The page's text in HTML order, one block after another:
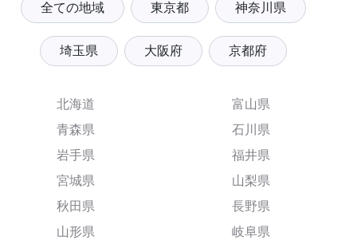
全ての地域 東京都 神奈川県
埼玉県 大阪府 京都府
北海道
青森県
岩手県
宮城県
秋田県
山形県
富山県
石川県
福井県
山梨県
長野県
岐阜県